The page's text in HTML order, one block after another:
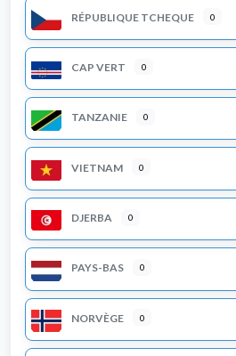
RÉPUBLIQUE TCHEQUE 0
CAP VERT 0
TANZANIE 0
VIETNAM 0
DJERBA 0
PAYS-BAS 0
NORVÈGE 0